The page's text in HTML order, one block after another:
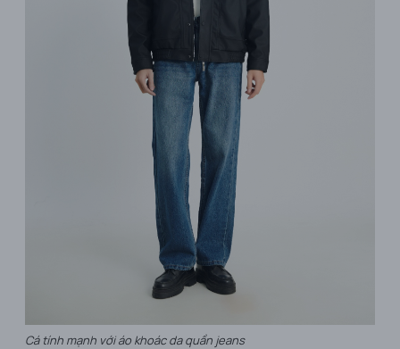
Cá tính mạnh với áo khoác da quần jeans